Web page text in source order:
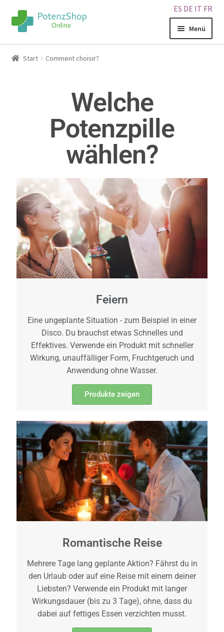
ES DE IT FR
Menü
Home
Warenkorb
Kontakt
Start Comment choisir?
Welche
Potenzpille
wählen?
Feiern
Eine ungeplante Situation - zum Beispiel in einer
Disco. Du brauchst etwas Schnelles und
Effektives. Verwende ein Produkt mit schneller
Wirkung, unauffälliger Form, Fruchtgeruch und
Anwendung ohne Wasser.
Produkte zeigen
Romantische Reise
Mehrere Tage lang geplante Aktion? Fährst du in
den Urlaub oder auf eine Reise mit einem deiner
Liebsten? Verwende ein Produkt mit langer
Wirkungsdauer (bis zu 3 Tage), ohne, dass du
dabei auf fettiges Essen verzichten musst.